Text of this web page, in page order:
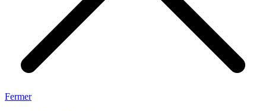
Fermer